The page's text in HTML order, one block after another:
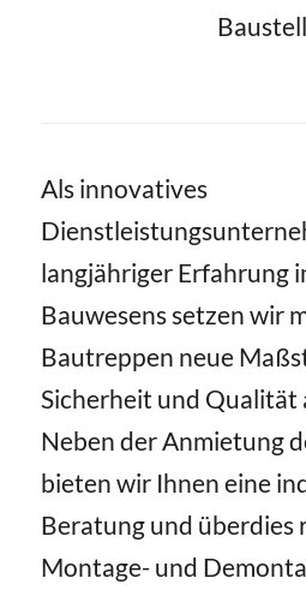
Als innovatives
langjähriger Erfahrung
Bauwesens setzen wir
Bautreppen neue
Sicherheit und Qualität
Neben der Anmietung
bieten wir Ihnen eine
Beratung und überdies
Montage- und